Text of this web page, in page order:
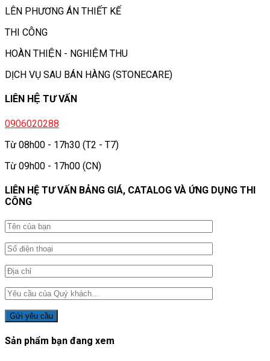
LÊN PHƯƠNG ÁN THIẾT KẾ
THI CÔNG
HOÀN THIỆN - NGHIỆM THU
DỊCH VỤ SAU BÁN HÀNG (STONECARE)
LIÊN HỆ TƯ VẤN
0906020288
Từ 08h00 - 17h30 (T2 - T7)
Từ 09h00 - 17h00 (CN)
LIÊN HỆ TƯ VẤN BẢNG GIÁ, CATALOG VÀ ỨNG DỤNG THI
CÔNG
Sản phẩm bạn đang xem